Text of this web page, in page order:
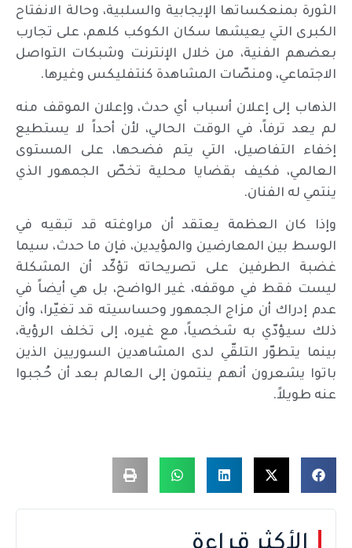
الثورة بمنعكساتها الإيجابية والسلبية، وحالة الانفتاح
الكبرى التي يعيشها سكان الكوكب كلهم، على تجارب
بعضهم الفنية، من خلال الإنترنت وشبكات التواصل
الاجتماعي، ومنصّات المشاهدة كنتفليكس وغيرها.
الذهاب إلى إعلان أسباب أي حدث، وإعلان الموقف منه
لم يعد ترفاً، في الوقت الحالي، لأن أحداً لا يستطيع
إخفاء التفاصيل، التي يتم فضحها، على المستوى
العالمي، فكيف بقضايا محلية تخصّ الجمهور الذي
ينتمي له الفنان.
وإذا كان العظمة يعتقد أن مراوغته قد تبقيه في
الوسط بين المعارضين والمؤيدين، فإن ما حدث، سيما
غضبة الطرفين على تصريحاته تؤكّد أن المشكلة
ليست فقط في موقفه، غير الواضح، بل هي أيضاً في
عدم إدراك أن مزاج الجمهور وحساسيته قد تغيّرا، وأن
ذلك سيؤدّي به شخصياً، مع غيره، إلى تخلف الرؤية،
بينما يتطوّر التلقّي لدى المشاهدين السوريين الذين
باتوا يشعرون أنهم ينتمون إلى العالم بعد أن حُجبوا
عنه طويلاً.